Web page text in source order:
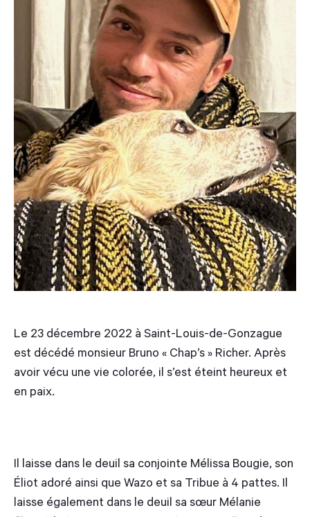
Le 23 décembre 2022 à Saint-Louis-de-Gonzague
est décédé monsieur Bruno « Chap’s » Richer. Après
avoir vécu une vie colorée, il s’est éteint heureux et
en paix.
Il laisse dans le deuil sa conjointe Mélissa Bougie, son
Éliot adoré ainsi que Wazo et sa Tribue à 4 pattes. Il
laisse également dans le deuil sa sœur Mélanie